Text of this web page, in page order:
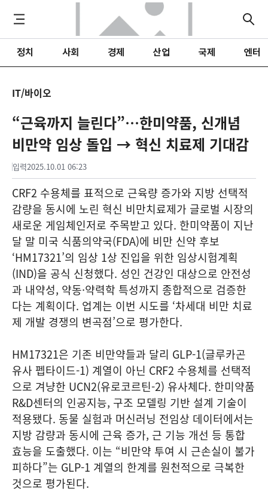
정치 사회 경제 산업 국제 엔터
IT/바이오
“근육까지 늘린다”…한미약품, 신개념
비만약 임상 돌입 → 혁신 치료제 기대감
입력2025.10.01 06:23
CRF2 수용체를 표적으로 근육량 증가와 지방 선택적
감량을 동시에 노린 혁신 비만치료제가 글로벌 시장의
새로운 게임체인저로 주목받고 있다. 한미약품이 지난
달 말 미국 식품의약국(FDA)에 비만 신약 후보
‘HM17321’의 임상 1상 진입을 위한 임상시험계획
(IND)을 공식 신청했다. 성인 건강인 대상으로 안전성
과 내약성, 약동·약력학 특성까지 종합적으로 검증한
다는 계획이다. 업계는 이번 시도를 ‘차세대 비만 치료
제 개발 경쟁의 변곡점’으로 평가한다.
HM17321은 기존 비만약들과 달리 GLP-1(글루카곤
유사 펩타이드-1) 계열이 아닌 CRF2 수용체를 선택적
으로 겨냥한 UCN2(유로코르틴-2) 유사체다. 한미약품
R&D센터의 인공지능, 구조 모델링 기반 설계 기술이
적용됐다. 동물 실험과 머신러닝 전임상 데이터에서는
지방 감량과 동시에 근육 증가, 근 기능 개선 등 통합
효능을 도출했다. 이는 “비만약 투여 시 근손실이 불가
피하다”는 GLP-1 계열의 한계를 원천적으로 극복한
것으로 평가된다.